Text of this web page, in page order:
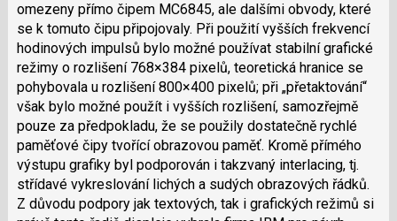
omezeny přímo čipem MC6845, ale dalšími obvody, které
se k tomuto čipu připojovaly. Při použití vyšších frekvencí
hodinových impulsů bylo možné používat stabilní grafické
režimy o rozlišení 768×384 pixelů, teoretická hranice se
pohybovala u rozlišení 800×400 pixelů; při „přetaktování“
však bylo možné použít i vyšších rozlišení, samozřejmě
pouze za předpokladu, že se použily dostatečně rychlé
paměťové čipy tvořící obrazovou paměť. Kromě přímého
výstupu grafiky byl podporován i takzvaný interlacing, tj.
střídavé vykreslování lichých a sudých obrazových řádků.
Z důvodu podpory jak textových, tak i grafických režimů si